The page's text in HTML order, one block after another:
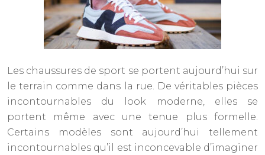
Les chaussures de sport se portent aujourd’hui sur
le terrain comme dans la rue. De véritables pièces
incontournables du look moderne, elles se
portent même avec une tenue plus formelle.
Certains modèles sont aujourd’hui tellement
incontournables qu’il est inconcevable d’imaginer